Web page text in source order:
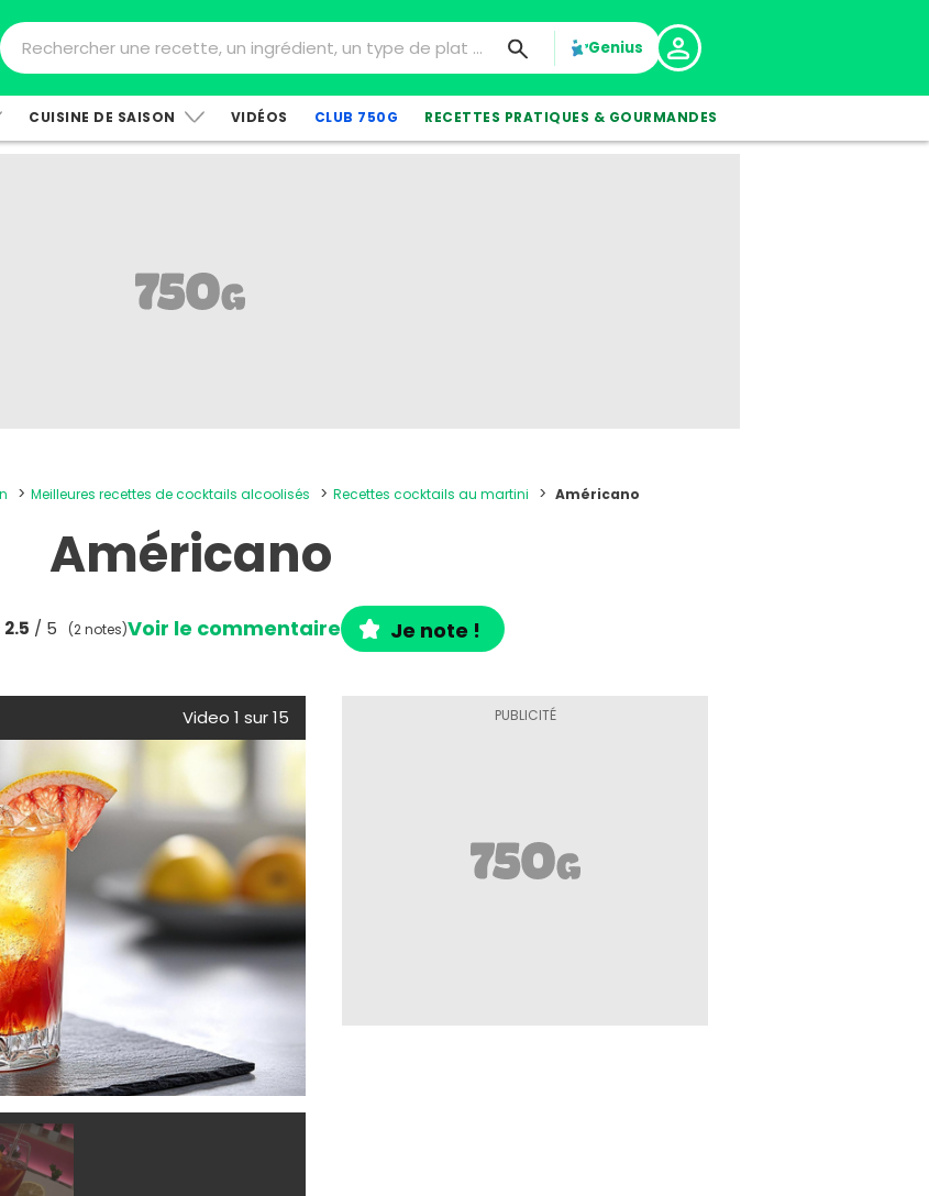
Genius
CUISINE DE SAISON VIDÉOS CLUB 750G RECETTES PRATIQUES & GOURMANDES
Meilleures recettes de cocktails alcoolisés Recettes cocktails au martini Américano
Américano
2.5 / 5 (2 notes)Voir le commentaire Je note !
Video 1 sur 15